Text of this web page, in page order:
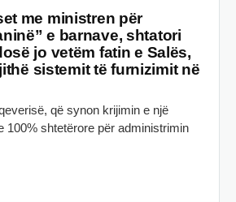
me ministren për
e barnave, shtatori
jo vetëm fatin e Salës,
sistemit të furnizimit në
që synon krijimin e një
100% shtetërore për administrimin